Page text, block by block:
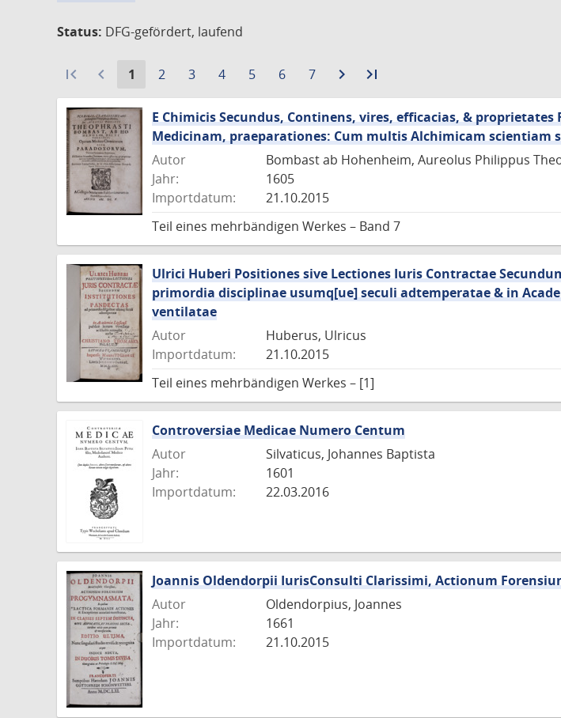
Status: DFG-gefördert, laufend
first_page navigate_before
Aktuelle
1
Gehe
Seite
2
Gehe
Seite
3
Gehe
Seite
4
Gehe
Seite
5
Gehe
Seite
6
Gehe
Seite
7 navigate_next
Zur
Seite
last_page
Seite
E Chimicis Secundus, Continens, vires, efficacias, &
Medicinam, praeparationes: Cum multis Alchimicam scientiam
Autor
Bombast ab Hohenheim, Aureolus Philippus
Jahr:
1605
Importdatum:
21.10.2015
Teil eines mehrbändigen Werkes – Band 7
Ulrici Huberi Positiones sive Lectiones Iuris Contractae
primordia disciplinae usumq[ue] seculi adtemperatae & in
ventilatae
Autor
Huberus, Ulricus
Importdatum:
21.10.2015
Teil eines mehrbändigen Werkes – [1]
Controversiae Medicae Numero Centum
Autor
Silvaticus, Johannes Baptista
Jahr:
1601
Importdatum:
22.03.2016
Joannis Oldendorpii IurisConsulti Clarissimi, Actionum
Autor
Oldendorpius, Joannes
Jahr:
1661
Importdatum:
21.10.2015